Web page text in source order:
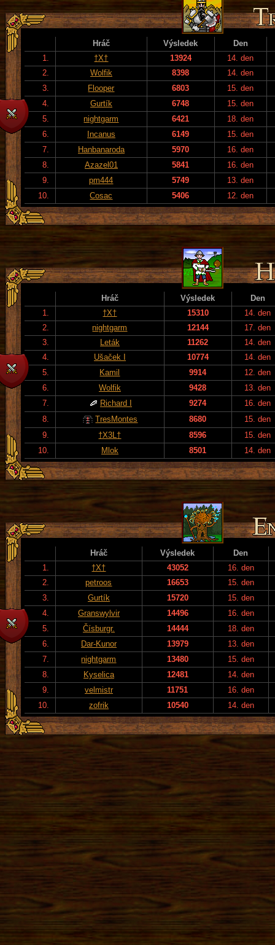
Hráč Výsledek
Den
1.
†X† 13924
14. den
2.
Wolfik 8398
14. den
3.
Flooper 6803
15. den
4.
Gurtík 6748
15. den
5.
nightgarm 6421
18. den
6.
Incanus 6149
15. den
7.
Hanbanaroda 5970
16. den
8.
Azazel01 5841
16. den
9.
pm444 5749
13. den
10.
Cosac 5406 12. den
Hráč Výsledek
Den
1.
†X† 15310
14. den
2.
nightgarm 12144
17. den
3.
Leták 11262
14. den
4.
Ušaček I 10774
14. den
5.
Kamil 9914
12. den
6.
Wolfik 9428
13. den
7.
Richard I 9274
16. den
8.
TresMontes 8680
15. den
9.
†X3L† 8596
15. den
10.
Mlok 8501 14. den
Hráč Výsledek
Den
1.
†X† 43052
16. den
2.
petroos 16653
15. den
3.
Gurtík 15720
15. den
4.
Granswylvir 14496
16. den
5.
Čísburgr. 14444
18. den
6.
Dar-Kunor 13979
13. den
7.
nightgarm 13480
15. den
8.
Kyselica 12481
14. den
9.
velmistr 11751
16. den
10.
zofrik 10540 14. den